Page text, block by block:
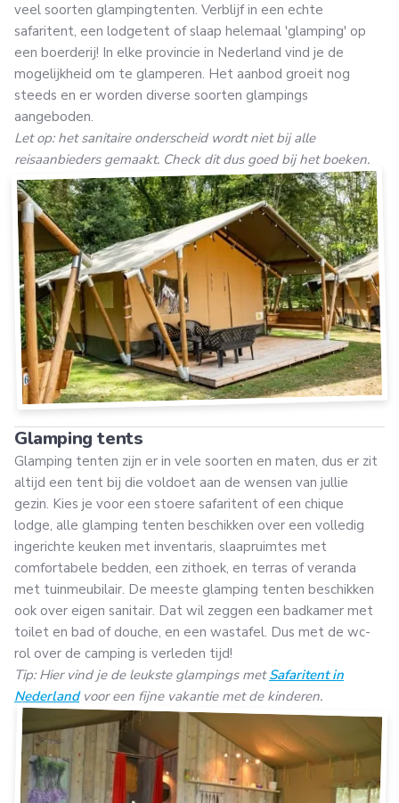
veel soorten glampingtenten. Verblijf in een echte
safaritent, een lodgetent of slaap helemaal 'glamping' op
een boerderij! In elke provincie in Nederland vind je de
mogelijkheid om te glamperen. Het aanbod groeit nog
steeds en er worden diverse soorten glampings
aangeboden.
Let op: het sanitaire onderscheid wordt niet bij alle
reisaanbieders gemaakt. Check dit dus goed bij het boeken.
Glamping tents
Glamping tenten zijn er in vele soorten en maten, dus er zit
altijd een tent bij die voldoet aan de wensen van jullie
gezin. Kies je voor een stoere safaritent of een chique
lodge, alle glamping tenten beschikken over een volledig
ingerichte keuken met inventaris, slaapruimtes met
comfortabele bedden, een zithoek, en terras of veranda
met tuinmeubilair. De meeste glamping tenten beschikken
ook over eigen sanitair. Dat wil zeggen een badkamer met
toilet en bad of douche, en een wastafel. Dus met de wc-
rol over de camping is verleden tijd!
Tip: Hier vind je de leukste glampings metSafaritent in
Nederlandvoor een fijne vakantie met de kinderen.